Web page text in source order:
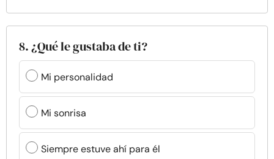
8. ¿Qué le gustaba de ti?
Mi personalidad
Mi sonrisa
Siempre estuve ahí para él